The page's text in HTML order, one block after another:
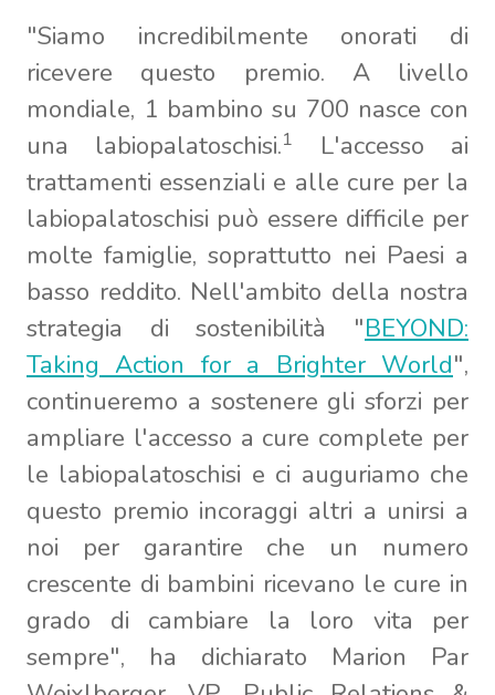
"Siamo incredibilmente onorati di
ricevere questo premio. A livello
mondiale, 1 bambino su 700 nasce con
una labiopalatoschisi.1
L'accesso ai
trattamenti essenziali e alle cure per la
labiopalatoschisi può essere difficile per
molte famiglie, soprattutto nei Paesi a
basso reddito. Nell'ambito della nostra
strategia di sostenibilità "BEYOND:
Taking Action for a Brighter World",
continueremo a sostenere gli sforzi per
ampliare l'accesso a cure complete per
le labiopalatoschisi e ci auguriamo che
questo premio incoraggi altri a unirsi a
noi per garantire che un numero
crescente di bambini ricevano le cure in
grado di cambiare la loro vita per
sempre", ha dichiarato Marion Par